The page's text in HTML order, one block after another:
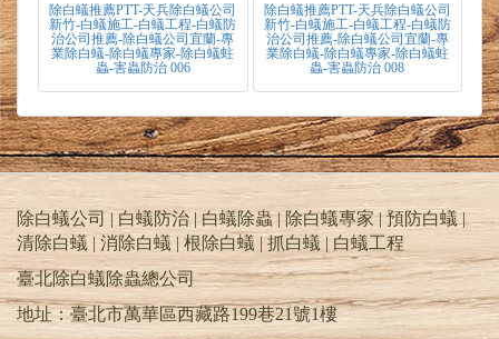
除白蟻推薦PTT-天兵除白蟻公司
新竹-白蟻施工-白蟻工程-白蟻防
治公司推薦-除白蟻公司宜蘭-專
業除白蟻-除白蟻專家-除白蟻蛀
蟲-害蟲防治 006
除白蟻推薦PTT-天兵除白蟻公司
新竹-白蟻施工-白蟻工程-白蟻防
治公司推薦-除白蟻公司宜蘭-專
業除白蟻-除白蟻專家-除白蟻蛀
蟲-害蟲防治 008
除白蟻公司 | 白蟻防治 | 白蟻除蟲 | 除白蟻專家 | 預防白蟻 |
清除白蟻 | 消除白蟻 | 根除白蟻 | 抓白蟻 | 白蟻工程
臺北除白蟻除蟲總公司
地址：臺北市萬華區西藏路199巷21號1樓